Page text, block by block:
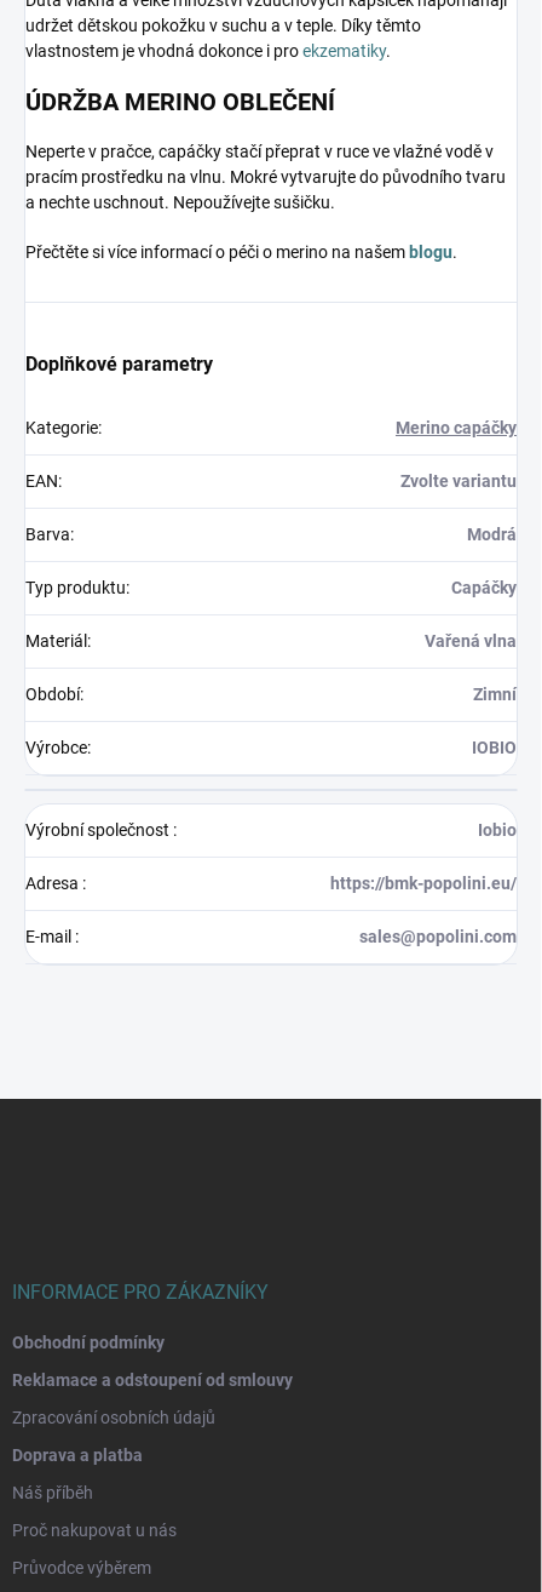
udržet dětskou pokožku v suchu a v teple. Díky těmto
vlastnostem je vhodná dokonce i proekzematiky.
ÚDRŽBA MERINO OBLEČENÍ
Neperte v pračce, capáčky stačí přeprat v ruce ve vlažné vodě v
pracím prostředku na vlnu. Mokré vytvarujte do původního tvaru
a nechte uschnout. Nepoužívejte sušičku.
Přečtěte si více informací o péči o merino na našem blogu.
Doplňkové parametry
Kategorie: Merino capáčky
EAN: Zvolte variantu
Barva: Modrá
Typ produktu: Capáčky
Materiál : Vařená vlna
Období: Zimní
Výrobce: IOBIO
Výrobní společnost : Iobio
Adresa : https://bmk-popolini.eu/
E-mail : sales@popolini.com
INFORMACE PRO ZÁKAZNÍKY
Obchodní podmínky
Reklamace a odstoupení od smlouvy
Zpracování osobních údajů
Doprava a platba
Náš příběh
Proč nakupovat u nás
Průvodce výběrem